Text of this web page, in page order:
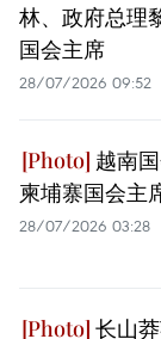
林、政府总理
国会主席
28/07/2026 09:52
越南
柬埔寨国会主
28/07/2026 03:28
长山